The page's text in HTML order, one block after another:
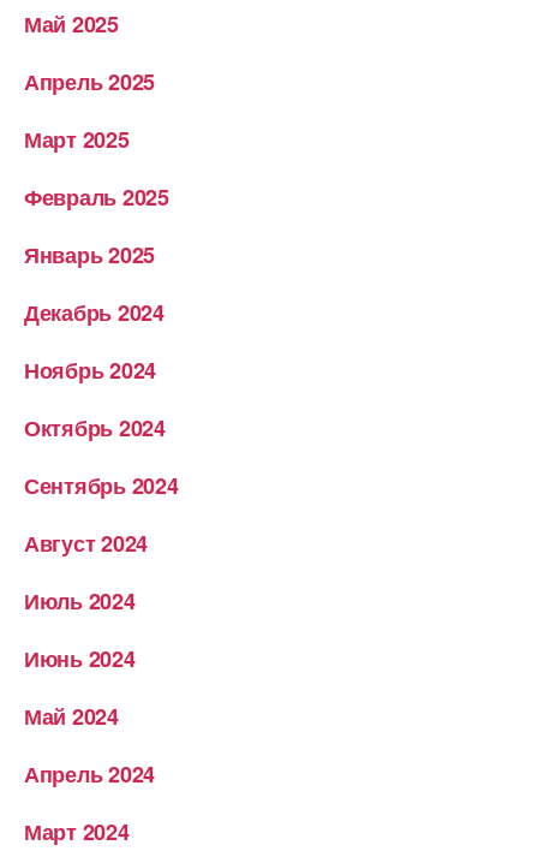
Май 2025
Апрель 2025
Март 2025
Февраль 2025
Январь 2025
Декабрь 2024
Ноябрь 2024
Октябрь 2024
Сентябрь 2024
Август 2024
Июль 2024
Июнь 2024
Май 2024
Апрель 2024
Март 2024